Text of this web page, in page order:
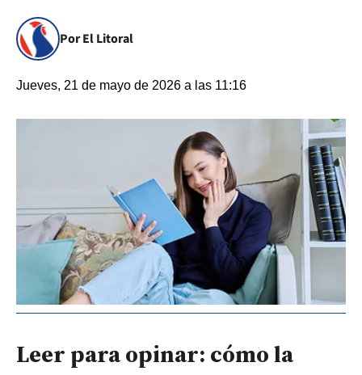
Por El Litoral
Jueves, 21 de mayo de 2026 a las 11:16
Leer para opinar: cómo la